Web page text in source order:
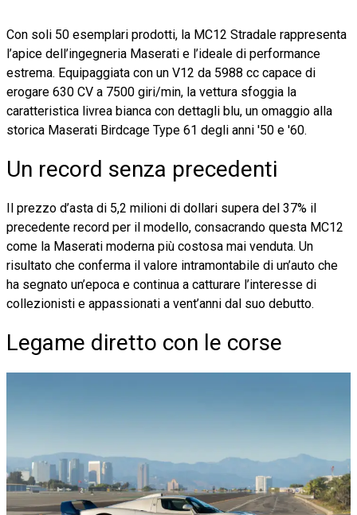
Con soli 50 esemplari prodotti, la MC12 Stradale rappresenta
l’apice dell’ingegneria Maserati e l’ideale di performance
estrema. Equipaggiata con un V12 da 5988 cc capace di
erogare 630 CV a 7500 giri/min, la vettura sfoggia la
caratteristica livrea bianca con dettagli blu, un omaggio alla
storica Maserati Birdcage Type 61 degli anni '50 e '60.
Un record senza precedenti
Il prezzo d’asta di 5,2 milioni di dollari supera del 37% il
precedente record per il modello, consacrando questa MC12
come la Maserati moderna più costosa mai venduta. Un
risultato che conferma il valore intramontabile di un’auto che
ha segnato un’epoca e continua a catturare l’interesse di
collezionisti e appassionati a vent’anni dal suo debutto.
Legame diretto con le corse